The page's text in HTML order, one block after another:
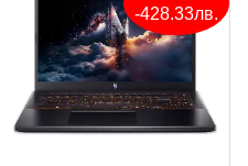
-428.33лв.